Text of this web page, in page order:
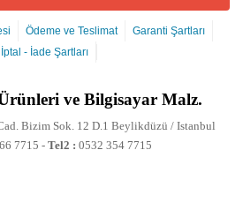
Ödeme ve Teslimat
Garanti Şartları
İptal - İade Şartları
ve Bilgisayar Malz.
Bizim Sok. 12 D.1 Beylikdüzü / Istanbul
7715 - Tel2 : 0532 354 7715